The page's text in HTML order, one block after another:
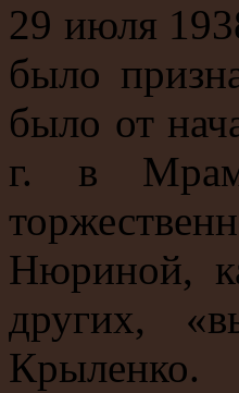
29 июля
было
было от
г. в
Нюриной,
других,
Крыленко.